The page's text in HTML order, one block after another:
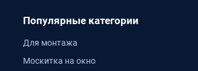
Популярные категории
Для монтажа
Москитка на окно